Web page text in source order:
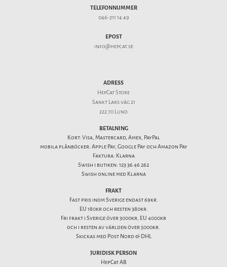
TELEFONNUMMER
046-211 14 49
EPOST
info@hepcat.se
ADRESS
HepCat Store
Sankt Lars väg 21
222 70 Lund
BETALNING
Kort: Visa, Mastercard, Amex, PayPal
mobila plånböcker: Apple Pay, Google Pay och Amazon Pay
Faktura: Klarna
Swish i butiken: 123 36 46 262
Swish online med Klarna
FRAKT
Fast pris inom Sverige endast 69kr.
EU 180kr och resten 380kr.
Fri frakt i Sverige över 3000kr, EU 4000kr
och i resten av världen över 5000kr.
Skickas med Post Nord & DHL
JURIDISK PERSON
HepCat AB